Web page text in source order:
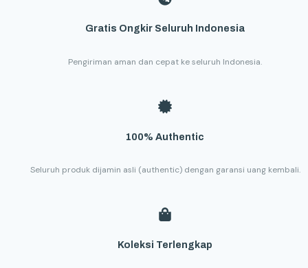
Gratis Ongkir Seluruh Indonesia
Pengiriman aman dan cepat ke seluruh Indonesia.
100% Authentic
Seluruh produk dijamin asli (authentic) dengan garansi uang kembali.
Koleksi Terlengkap